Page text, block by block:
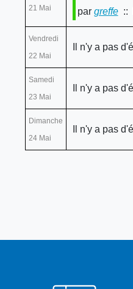
21 Mai
par greffe::
Vendredi
22 Mai
Il n'y a pas
Samedi
23 Mai
Il n'y a pas
Dimanche
24 Mai
Il n'y a pas